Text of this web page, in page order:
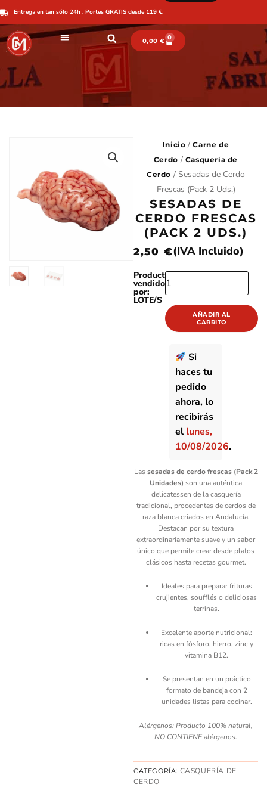
al
contenido
Entrega en tan sólo 24h . Portes GRATIS desde 119 €.
0,00€ 0
CARRITO
Inicio /Carne de
Cerdo / Casquería de
Cerdo / Sesadas de Cerdo
Frescas (Pack 2 Uds.)
SESADAS DE
CERDO FRESCAS
(PACK 2 UDS.)
2,50 €(IVA Incluido)
Producto
vendido
por:
LOTE/S
SESADAS
DE
FRESCAS
(PACK
UDS.)
CANTIDAD
AÑADIR AL
CARRITO
Si
haces tu
pedido
ahora, lo
recibirás
el lunes,
10/08/2026.
Las sesadas de cerdo frescas (Pack 2
Unidades) son una auténtica
delicatessen de la casquería
tradicional, procedentes de cerdos de
raza blanca criados en Andalucía.
Destacan por su textura
extraordinariamente suave y un sabor
único que permite crear desde platos
clásicos hasta recetas gourmet.
Ideales para preparar frituras
crujientes, soufflés o deliciosas
terrinas.
Excelente aporte nutricional:
ricas en fósforo, hierro, zinc y
vitamina B12.
Se presentan en un práctico
formato de bandeja con 2
unidades listas para cocinar.
Alérgenos: Producto 100% natural,
NO CONTIENE alérgenos.
CATEGORÍA: CASQUERÍA DE
CERDO